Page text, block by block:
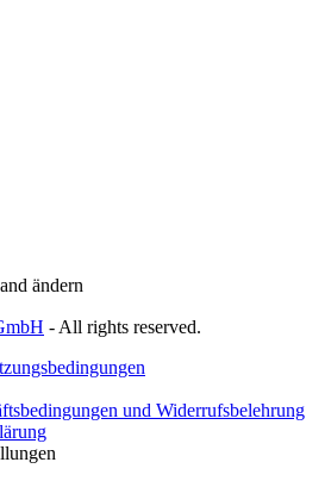
ändern
- All rights reserved.
und Widerrufsbelehrung